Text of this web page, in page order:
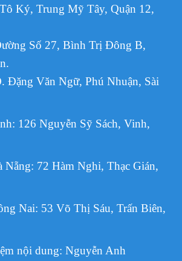
Ký, Trung Mỹ Tây, Quận 12,
Số 27, Bình Trị Đông B,
Đặng Văn Ngữ, Phú Nhuận, Sài
126 Nguyễn Sỹ Sách, Vinh,
Nẵng: 72 Hàm Nghi, Thạc Gián,
Nai: 53 Võ Thị Sáu, Trấn Biên,
nội dung: Nguyễn Anh